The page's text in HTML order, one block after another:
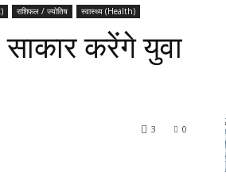
राशिफल / ज्योतिष स्वास्थ्य (Health)
करेंगे युवा
0
3